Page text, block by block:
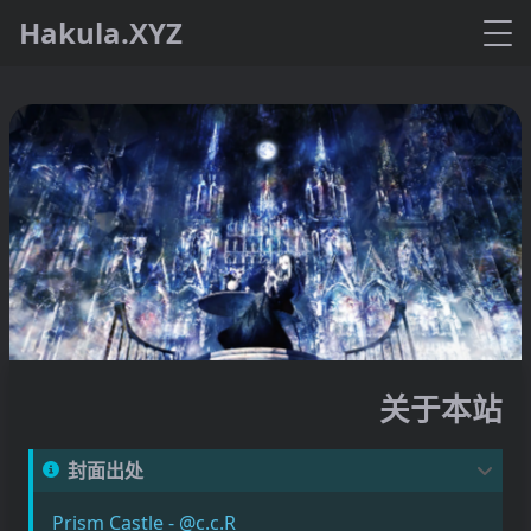
Hakula.XYZ
关于本站
封面出处
Prism Castle - @c.c.R